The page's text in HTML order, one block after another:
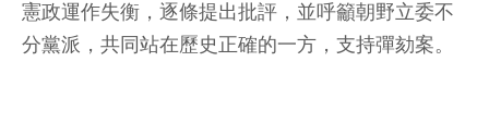
憲政運作失衡，逐條提出批評，並呼籲朝野立委不
分黨派，共同站在歷史正確的一方，支持彈劾案。